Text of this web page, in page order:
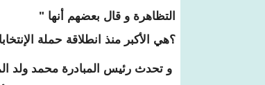
التظاهرة و قال بعضهم أنها "
؟هي الأكبر منذ انطلاقة حملة
و تحدث رئيس المبادرة محمد ولد